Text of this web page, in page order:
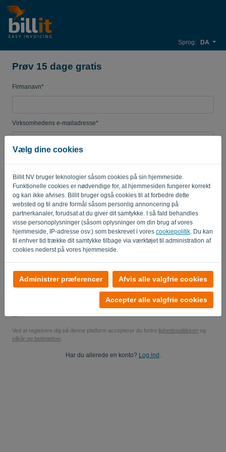
Vælg dine cookies
Billit NV bruger teknologier såsom cookies på sin hjemmeside.
Funktionelle cookies er nødvendige for, at hjemmesiden fungerer korrekt
og kan ikke afvises. Billit bruger også cookies til at forbedre dette
websted og til andre formål såsom personlig annoncering på
partnerkanaler, forudsat at du giver dit samtykke. I så fald behandles
visse personoplysninger (såsom oplysninger om din brug af vores
hjemmeside, IP-adresse osv.) som beskrevet i vores cookiepolitik. Du kan
til enhver tid trække dit samtykke tilbage via værktøjet til administration af
cookies nederst på vores hjemmeside.
Administrer præferencer Afvis alle valgfrie cookies
Accepter alle valgfrie cookies
Sprog: DA
Prøv 15 dage gratis
Firmanavn*
Virksomhedens e-mailadresse*
Land
Ja, du kan sende mig produktopdateringer..
Ja, du kan sende mig markedsføringsopdateringer.
Start din gratis prøveperiode
Ingen strenge vedhæftede! 100% forpligtelsesfri
Ved at registrere dig på denne platform accepterer du fortro lighedspolitikken og
vilkår og betingelser
Har du allerede en konto? Log ind .